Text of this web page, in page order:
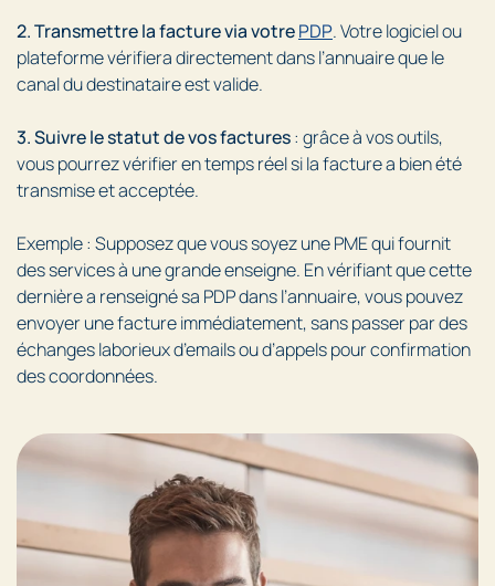
2. Transmettre la facture via votrePDP. Votre logiciel ou
plateforme vérifiera directement dans l’annuaire que le
canal du destinataire est valide.
3. Suivre le statut de vos factures: grâce à vos outils,
vous pourrez vérifier en temps réel si la facture a bien été
transmise et acceptée.
Exemple : Supposez que vous soyez une PME qui fournit
des services à une grande enseigne. En vérifiant que cette
dernière a renseigné sa PDP dans l’annuaire, vous pouvez
envoyer une facture immédiatement, sans passer par des
échanges laborieux d’emails ou d’appels pour confirmation
des coordonnées.